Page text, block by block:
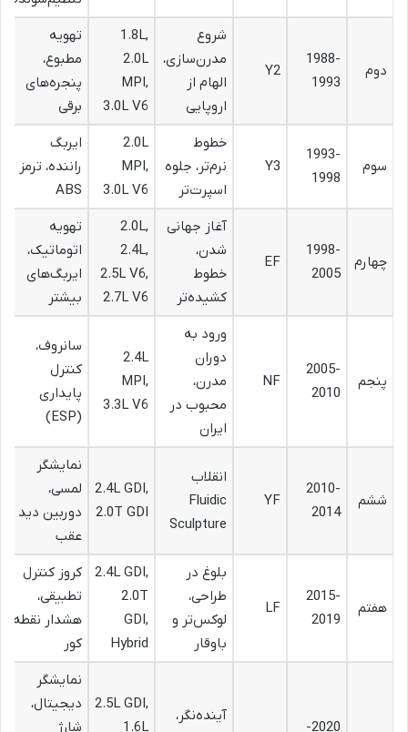
دوم
1988-
1993
Y2
شروع
مدرن‌سازی،
الهام از
اروپایی
1.8L,
2.0L
MPI,
3.0L V6
تهویه
مطبوع،
پنجره‌های
برقی
سوم
1993-
1998
Y3
خطوط
نرم‌تر، جلوه
اسپرت‌تر
2.0L
MPI,
3.0L V6
ایربگ
راننده، ترمز
ABS
چهارم
1998-
2005
EF
آغاز جهانی
شدن،
خطوط
کشیده‌تر
2.0L,
2.4L,
2.5L V6,
2.7L V6
تهویه
اتوماتیک،
ایربگ‌های
بیشتر
پنجم
2005-
2010
NF
ورود به
دوران
مدرن،
محبوب در
ایران
2.4L
MPI,
3.3L V6
سانروف،
کنترل
پایداری
(ESP)
ششم
2010-
2014
YF
انقلاب
Fluidic
Sculpture
2.4L GDI,
2.0T GDI
نمایشگر
لمسی،
دوربین دید
عقب
هفتم
2015-
2019
LF
بلوغ در
طراحی،
لوکس‌تر و
باوقار
2.4L GDI,
2.0T
GDI,
Hybrid
کروز کنترل
تطبیقی،
هشدار نقطه
کور
2020-
آینده‌نگر،
2.5L GDI,
1.6L
نمایشگر
دیجیتال،
شارژ